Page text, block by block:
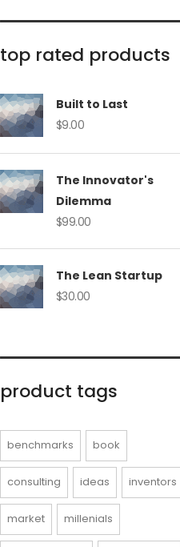
top rated products
Built to Last
$9.00
The Innovator's
Dilemma
$99.00
The Lean Startup
$30.00
product tags
benchmarks book
consulting ideas inventors
market millenials